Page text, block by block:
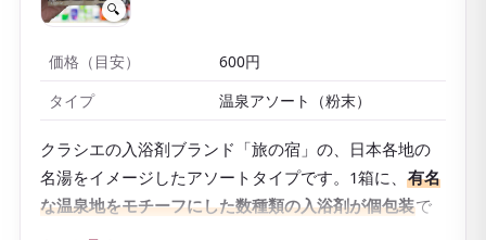
🔍
価格（目安）
600円
タイプ
温泉アソート（粉末）
クラシエの入浴剤ブランド「旅の宿」の、日本各地の
名湯をイメージしたアソートタイプです。1箱に、 有名
な温泉地をモチーフにした数種類の入浴剤が個包装で
入っていて、その日の気分で「湯めぐり」を楽しめま